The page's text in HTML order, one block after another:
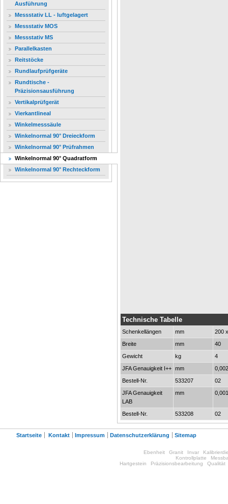
Ausführung
Messstativ LL - luftgelagert
Messstativ MOS
Messstativ MS
Parallelkasten
Reitstöcke
Rundlaufprüfgeräte
Rundtische -
Präzisionsausführung
Vertikalprüfgerät
Vierkantlineal
Winkelmesssäule
Winkelnormal 90° Dreieckform
Winkelnormal 90° Prüfrahmen
Winkelnormal 90° Quadratform
Winkelnormal 90° Rechteckform
Technische Tabelle
Schenkellängen mm
200
Breite
mm
40
Gewicht
kg
4
JFA Genauigkeit I++ mm
0,002
Bestell-Nr.
533207
02
JFA Genauigkeit
LAB
mm 0,001
Bestell-Nr. 533208 02
Startseite Kontakt Impressum Datenschutzerklärung Sitemap
Ebenheit Granit Invar
Kontrollplatte
Hartgestein
Präzisionsbearbeitung Qualität